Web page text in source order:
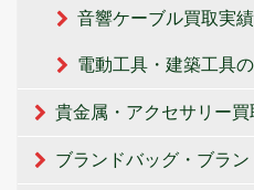
音響ケーブル買取実績
電動工具・建築工具
貴金属・アクセサリー買
ブランドバッグ・ブラ